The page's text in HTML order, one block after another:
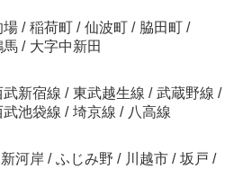
場 / 稲荷町 / 仙波町 / 脇田町 /
馬 / 大字中新田
武新宿線 / 東武越生線 / 武蔵野線 /
武池袋線 / 埼京線 / 八高線
新河岸 / ふじみ野 / 川越市 / 坂戸 /